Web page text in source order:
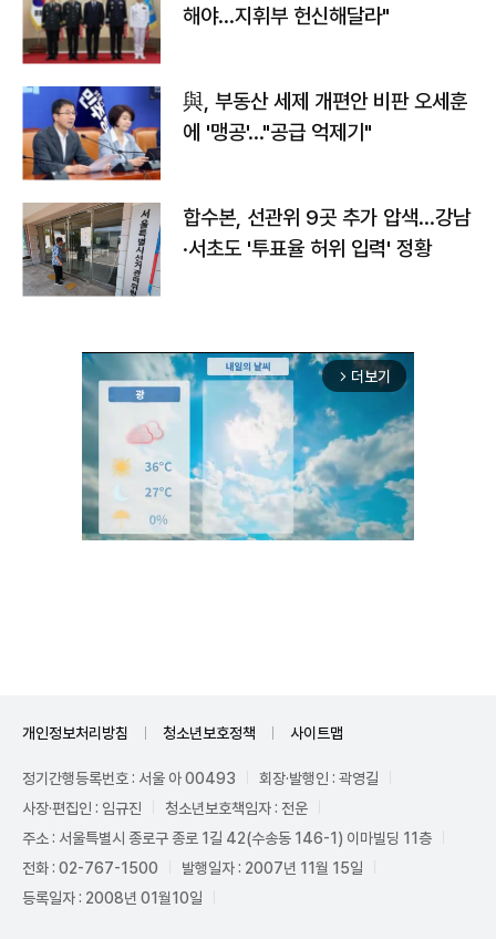
해야…지휘부 헌신해달라"
與, 부동산 세제 개편안 비판 오세훈
에 '맹공'…"공급 억제기"
합수본, 선관위 9곳 추가 압색…강남
·서초도 '투표율 허위 입력' 정황
arrow_forward_ios 더보기
개인정보처리방침 청소년보호정책 사이트맵
정기간행등록번호 : 서울 아 00493
회장·발행인 : 곽영길
사장·편집인 : 임규진
청소년보호책임자 : 전운
주소 : 서울특별시 종로구 종로 1길 42(수송동 146-1) 이마빌딩 11층
전화 : 02-767-1500
발행일자 : 2007년 11월 15일
등록일자 : 2008년 01월10일